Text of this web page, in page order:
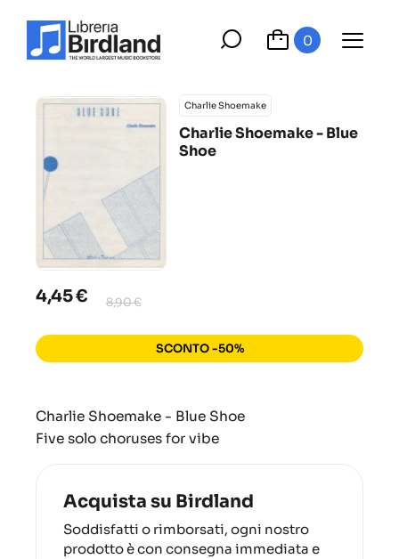
0
Charlie Shoemake
Charlie Shoemake - Blue
Shoe
4,45 € 8,90 €
SCONTO -50%
Charlie Shoemake - Blue Shoe
Five solo choruses for vibe
Acquista su Birdland
Soddisfatti o rimborsati, ogni nostro
prodotto è con consegna immediata e